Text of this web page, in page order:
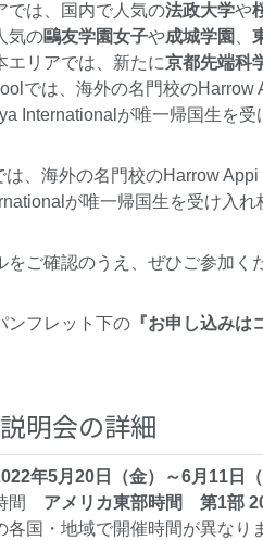
では、国内で人気の法政大学や
気の鷗友学園女子や成城学園
エリアでは、新たに京都先端科
では、海外の名門校のHarrow
Internationalが唯一帰国生を受
、海外の名門校のHarrow
が唯一帰国生を受け入れ
ご確認のうえ、ぜひご参加く
ンフレット下の 『お申し込みは
明会の詳細
年5月20日（金）～6月11日（
間 アメリカ東部時間 第1部
各国・地域で開催時間が異なり